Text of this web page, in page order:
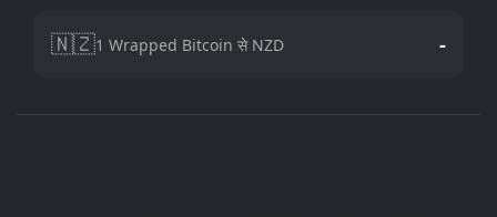
🇳🇿1 Wrapped Bitcoin से NZD -